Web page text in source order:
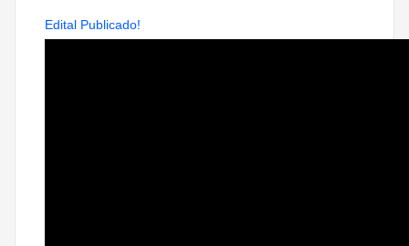
Edital Publicado!